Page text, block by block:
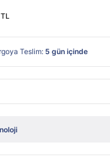
Teslim: 5 gün içinde